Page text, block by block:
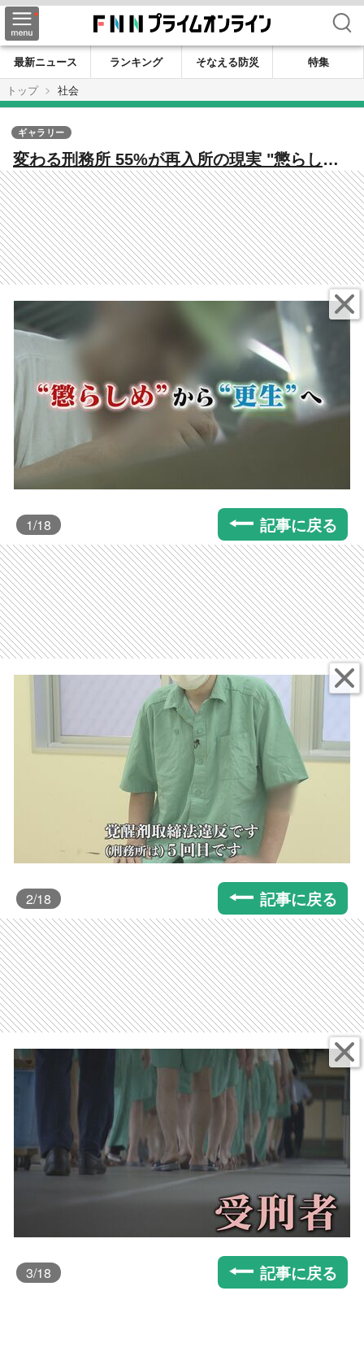
検索
最新ニュース ランキング そなえる防災
特集
トップ
社会
変わる刑務所 55%が再入所の現実 "懲らし
め"から”更生”へ「拘禁刑」に転換 刑務所のな
かで転機を迎える受刑者たち 【福岡発】
ギャラリー
1/18 記事に戻る
2/18 記事に戻る
3/18 記事に戻る